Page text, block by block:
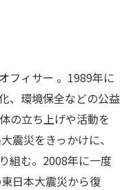
フィサー 。1989年に
、環境保全などの公益
の立ち上げや活動を
震災をきっかけに、
組む。2008年に一度
日本大震災から復